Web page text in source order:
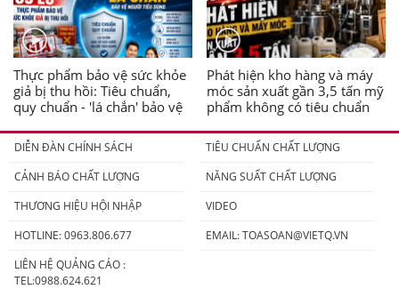
Thực phẩm bảo vệ sức khỏe
giả bị thu hồi: Tiêu chuẩn,
quy chuẩn - 'lá chắn' bảo vệ
Phát hiện kho hàng và máy
móc sản xuất gần 3,5 tấn mỹ
phẩm không có tiêu chuẩn
DIỄN ĐÀN CHÍNH SÁCH
TIÊU CHUẨN CHẤT LƯỢNG
CẢNH BÁO CHẤT LƯỢNG
NĂNG SUẤT CHẤT LƯỢNG
THƯƠNG HIỆU HỘI NHẬP
VIDEO
HOTLINE: 0963.806.677
EMAIL:TOASOAN@VIETQ.VN
LIÊN HỆ QUẢNG CÁO :
TEL:0988.624.621